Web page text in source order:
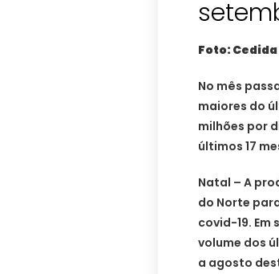
Foto: Cedida
No mês
maiores do
milhões por
últimos 17
Natal – A
do Norte
covid-19.
volume dos
a agosto